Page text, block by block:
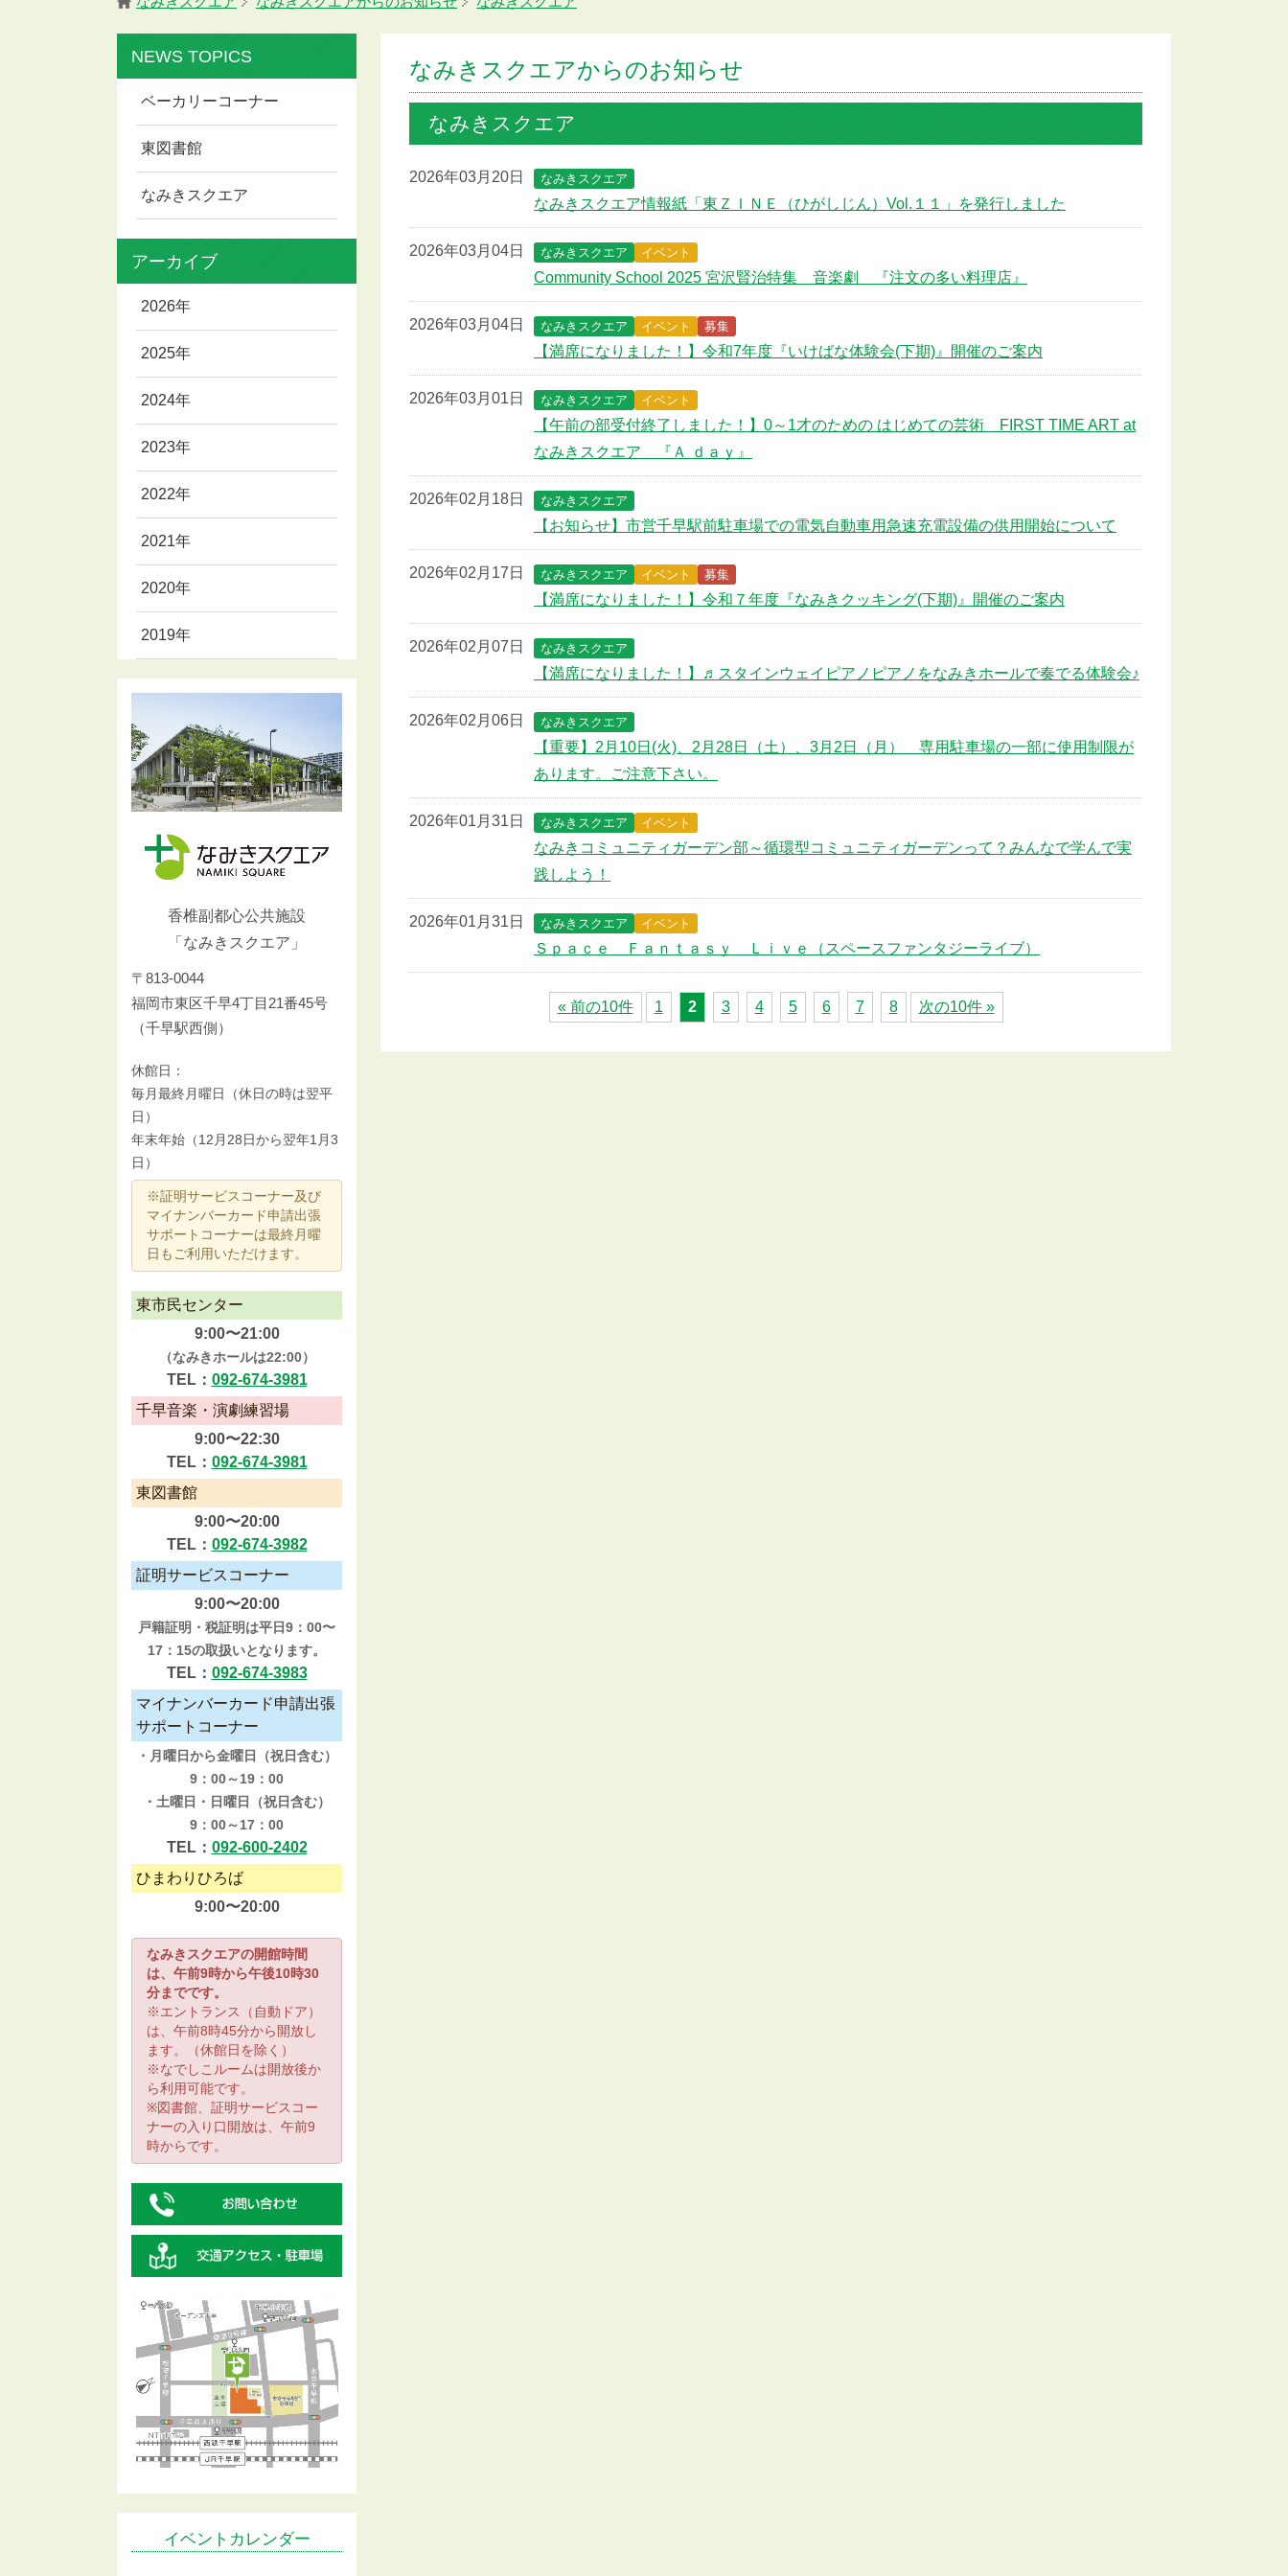
なみきスクエアからのお知らせ
なみきスクエア
2026年03月20日 なみきスクエア
なみきスクエア情報紙「東ＺＩＮＥ（ひがしじん）Vol.１１」を発行しました
2026年03月04日 なみきスクエア イベント
Community School 2025 宮沢賢治特集 音楽劇 『注文の多い料理店』
2026年03月04日 なみきスクエア イベント 募集
【満席になりました！】令和7年度『いけばな体験会(下期)』開催のご案内
2026年03月01日 なみきスクエア イベント
【午前の部受付終了しました！】0～1才のための はじめての芸術 FIRST TIME ART at
なみきスクエア 『Ａ ｄａｙ』
2026年02月18日 なみきスクエア
【お知らせ】市営千早駅前駐車場での電気自動車用急速充電設備の供用開始について
2026年02月17日 なみきスクエア イベント 募集
【満席になりました！】令和７年度『なみきクッキング(下期)』開催のご案内
2026年02月07日 なみきスクエア
【満席になりました！】♬スタインウェイピアノピアノをなみきホールで奏でる体験会♪
2026年02月06日 なみきスクエア
【重要】2月10日(火)、2月28日（土）、3月2日（月） 専用駐車場の一部に使用制限が
あります。ご注意下さい。
2026年01月31日 なみきスクエア イベント
なみきコミュニティガーデン部～循環型コミュニティガーデンって？みんなで学んで実
践しよう！
2026年01月31日 なみきスクエア イベント
Ｓｐａｃｅ Ｆａｎｔａｓｙ Ｌｉｖｅ（スペースファンタジーライブ）
« 前の10件 1 2 3 4 5 6 7 8 次の10件 »
NEWS TOPICS
ベーカリーコーナー
東図書館
なみきスクエア
アーカイブ
2026年
2025年
2024年
2023年
2022年
2021年
2020年
2019年
香椎副都心公共施設
「なみきスクエア」
〒813-0044
福岡市東区千早4丁目21番45号
（千早駅西側）
休館日：
毎月最終月曜日（休日の時は翌平
日）
年末年始（12月28日から翌年1月3
日）
※証明サービスコーナー及び
マイナンバーカード申請出張
サポートコーナーは最終月曜
日もご利用いただけます。
東市民センター
9:00〜21:00
（なみきホールは22:00）
TEL： 092-674-3981
千早音楽・演劇練習場
9:00〜22:30
TEL： 092-674-3981
東図書館
9:00〜20:00
TEL： 092-674-3982
証明サービスコーナー
9:00〜20:00
戸籍証明・税証明は平日9：00〜
17：15の取扱いとなります。
TEL： 092-674-3983
マイナンバーカード申請出張
サポートコーナー
・月曜日から金曜日（祝日含む）
9：00～19：00
・土曜日・日曜日（祝日含む）
9：00～17：00
TEL： 092-600-2402
ひまわりひろば
9:00〜20:00
なみきスクエアの開館時間
は、午前9時から午後10時30
分までです。
※エントランス（自動ドア）
は、午前8時45分から開放し
ます。（休館日を除く）
※なでしこルームは開放後か
ら利用可能です。
※図書館、証明サービスコー
ナーの入り口開放は、午前9
時からです。
イベントカレンダー